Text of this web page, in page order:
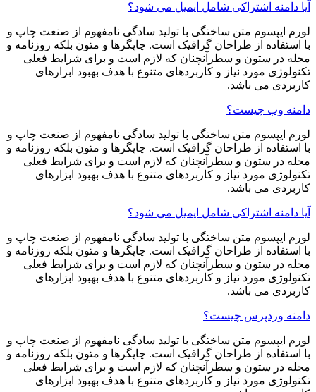
آیا دامنه اشتراکی شامل ایمیل می شود؟
لورم ایپسوم متن ساختگی با تولید سادگی نامفهوم از صنعت چاپ و
با استفاده از طراحان گرافیک است. چاپگرها و متون بلکه روزنامه و
مجله در ستون و سطرآنچنان که لازم است و برای شرایط فعلی
تکنولوژی مورد نیاز و کاربردهای متنوع با هدف بهبود ابزارهای
کاربردی می باشد.
دامنه وب چیست؟
لورم ایپسوم متن ساختگی با تولید سادگی نامفهوم از صنعت چاپ و
با استفاده از طراحان گرافیک است. چاپگرها و متون بلکه روزنامه و
مجله در ستون و سطرآنچنان که لازم است و برای شرایط فعلی
تکنولوژی مورد نیاز و کاربردهای متنوع با هدف بهبود ابزارهای
کاربردی می باشد.
آیا دامنه اشتراکی شامل ایمیل می شود؟
لورم ایپسوم متن ساختگی با تولید سادگی نامفهوم از صنعت چاپ و
با استفاده از طراحان گرافیک است. چاپگرها و متون بلکه روزنامه و
مجله در ستون و سطرآنچنان که لازم است و برای شرایط فعلی
تکنولوژی مورد نیاز و کاربردهای متنوع با هدف بهبود ابزارهای
کاربردی می باشد.
دامنه وردپرس چیست؟
لورم ایپسوم متن ساختگی با تولید سادگی نامفهوم از صنعت چاپ و
با استفاده از طراحان گرافیک است. چاپگرها و متون بلکه روزنامه و
مجله در ستون و سطرآنچنان که لازم است و برای شرایط فعلی
تکنولوژی مورد نیاز و کاربردهای متنوع با هدف بهبود ابزارهای